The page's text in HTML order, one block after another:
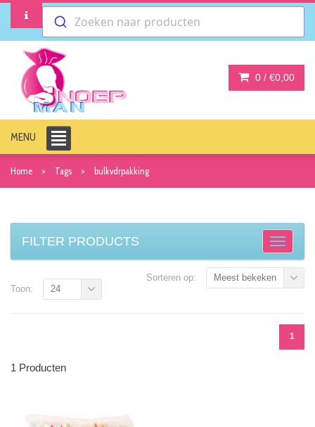
Zoeken naar producten
0 / €0,00
MENU
Home Tags bulkvdrpakking
FILTER PRODUCTS
Sorteren op: Meest bekeken
1
Toon: 24
1 Producten